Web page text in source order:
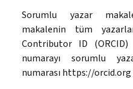
Sorumlu yazar
makalenin tüm
Contributor ID
numarayı sorumlu
numarası https://